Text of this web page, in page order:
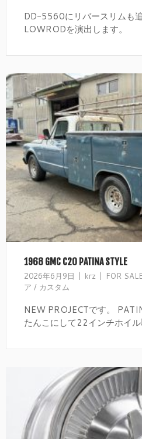
DD-5560にリバースリムも
LOWRODを演出します。
1968 GMC C20 PATINA STYLE
2026年6月9日 krz FOR
ア / カスタム
NEW PROJECTです。
たんこにして22インチホイ